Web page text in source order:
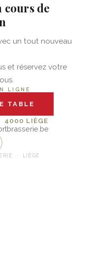
cours de
un tout nouveau
et réservez votre
LIGNE
TABLE
4000 LIÈGE
· LIÈGE